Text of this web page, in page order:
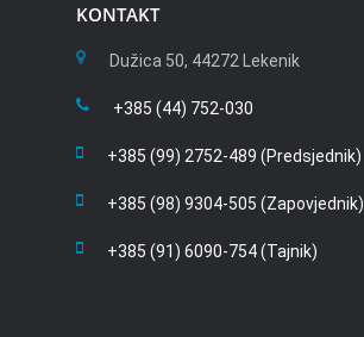
KONTAKT
Dužica 50, 44272 Lekenik
+385 (44) 752-030
+385 (99) 2752-489 (Predsjednik)
+385 (98) 9304-505 (Zapovjednik)
+385 (91) 6090-754 (Tajnik)